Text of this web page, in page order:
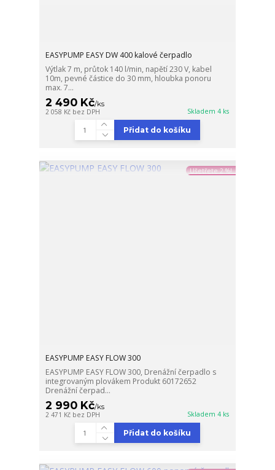
EASYPUMP EASY DW 400 kalové čerpadlo
Výtlak 7 m, průtok 140 l/min, napětí 230 V, kabel
10m, pevné částice do 30 mm, hloubka ponoru
max. 7...
2 490 Kč/ks
2 058 Kč bez DPH Skladem 4 ks
Přidat do košíku
Ušetřete 2 %!
EASYPUMP EASY FLOW 300
EASYPUMP EASY FLOW 300, Drenážní čerpadlo s
integrovaným plovákem Produkt 60172652
Drenážní čerpad...
2 990 Kč/ks
2 471 Kč bez DPH Skladem 4 ks
Přidat do košíku